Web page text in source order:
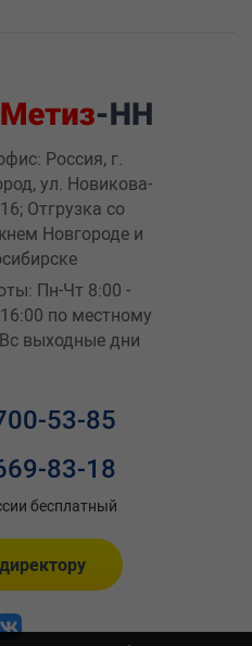
Россия, г.
ул. Новикова-
Отгрузка со
Новгороде и
Пн-Чт 8:00 -
по местному
выходные дни
53-85
83-18
бесплатный